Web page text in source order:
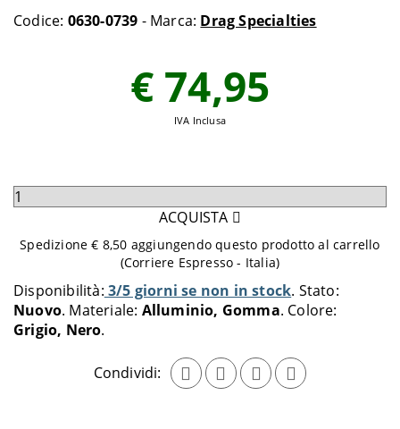
Codice: 0630-0739 - Marca: Drag Specialties
Disponibilità: 3/5 giorni se non in stock Stato:
Nuovo Materiale: Alluminio, Gomma Colore:
Grigio, Nero
Condividi:
€ 74,95
IVA Inclusa
Seleziona
aggiungere
carrello
ACQUISTA
Spedizione € 8,50 aggiungendo questo prodotto al carrello
(Corriere Espresso - Italia)